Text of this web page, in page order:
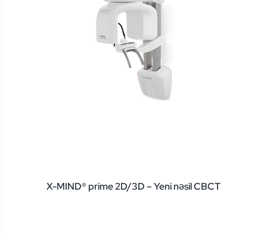
X-MIND® prime 2D/3D – Yeni nəsil CBCT